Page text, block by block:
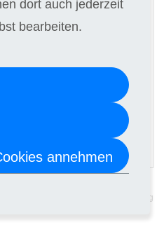
sichere Umgebung
dort auch jederzeit
bearbeiten.
annehmen